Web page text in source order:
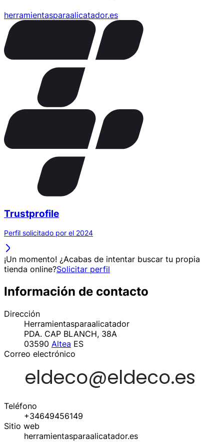
herramientasparaalicatador.es
Trustprofile
Perfil solicitado por el 2024
¡Un momento! ¿Acabas de intentar buscar tu propia
tienda online?Solicitar perfil
Información de contacto
Dirección
Herramientasparaalicatador
PDA. CAP BLANCH, 38A
03590 Altea ES
Correo electrónico
Teléfono
+34649456149
Sitio web
herramientasparaalicatador.es